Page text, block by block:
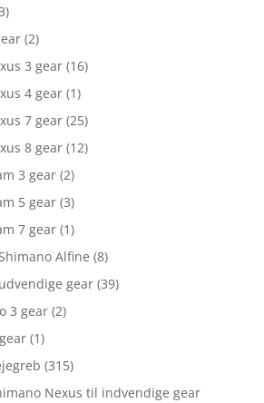
(2)
3 gear (16)
4 gear (1)
7 gear (25)
8 gear (12)
3 gear (2)
5 gear (3)
7 gear (1)
Alfine (8)
gear (39)
3 gear (2)
(1)
(315)
Nexus til indvendige gear